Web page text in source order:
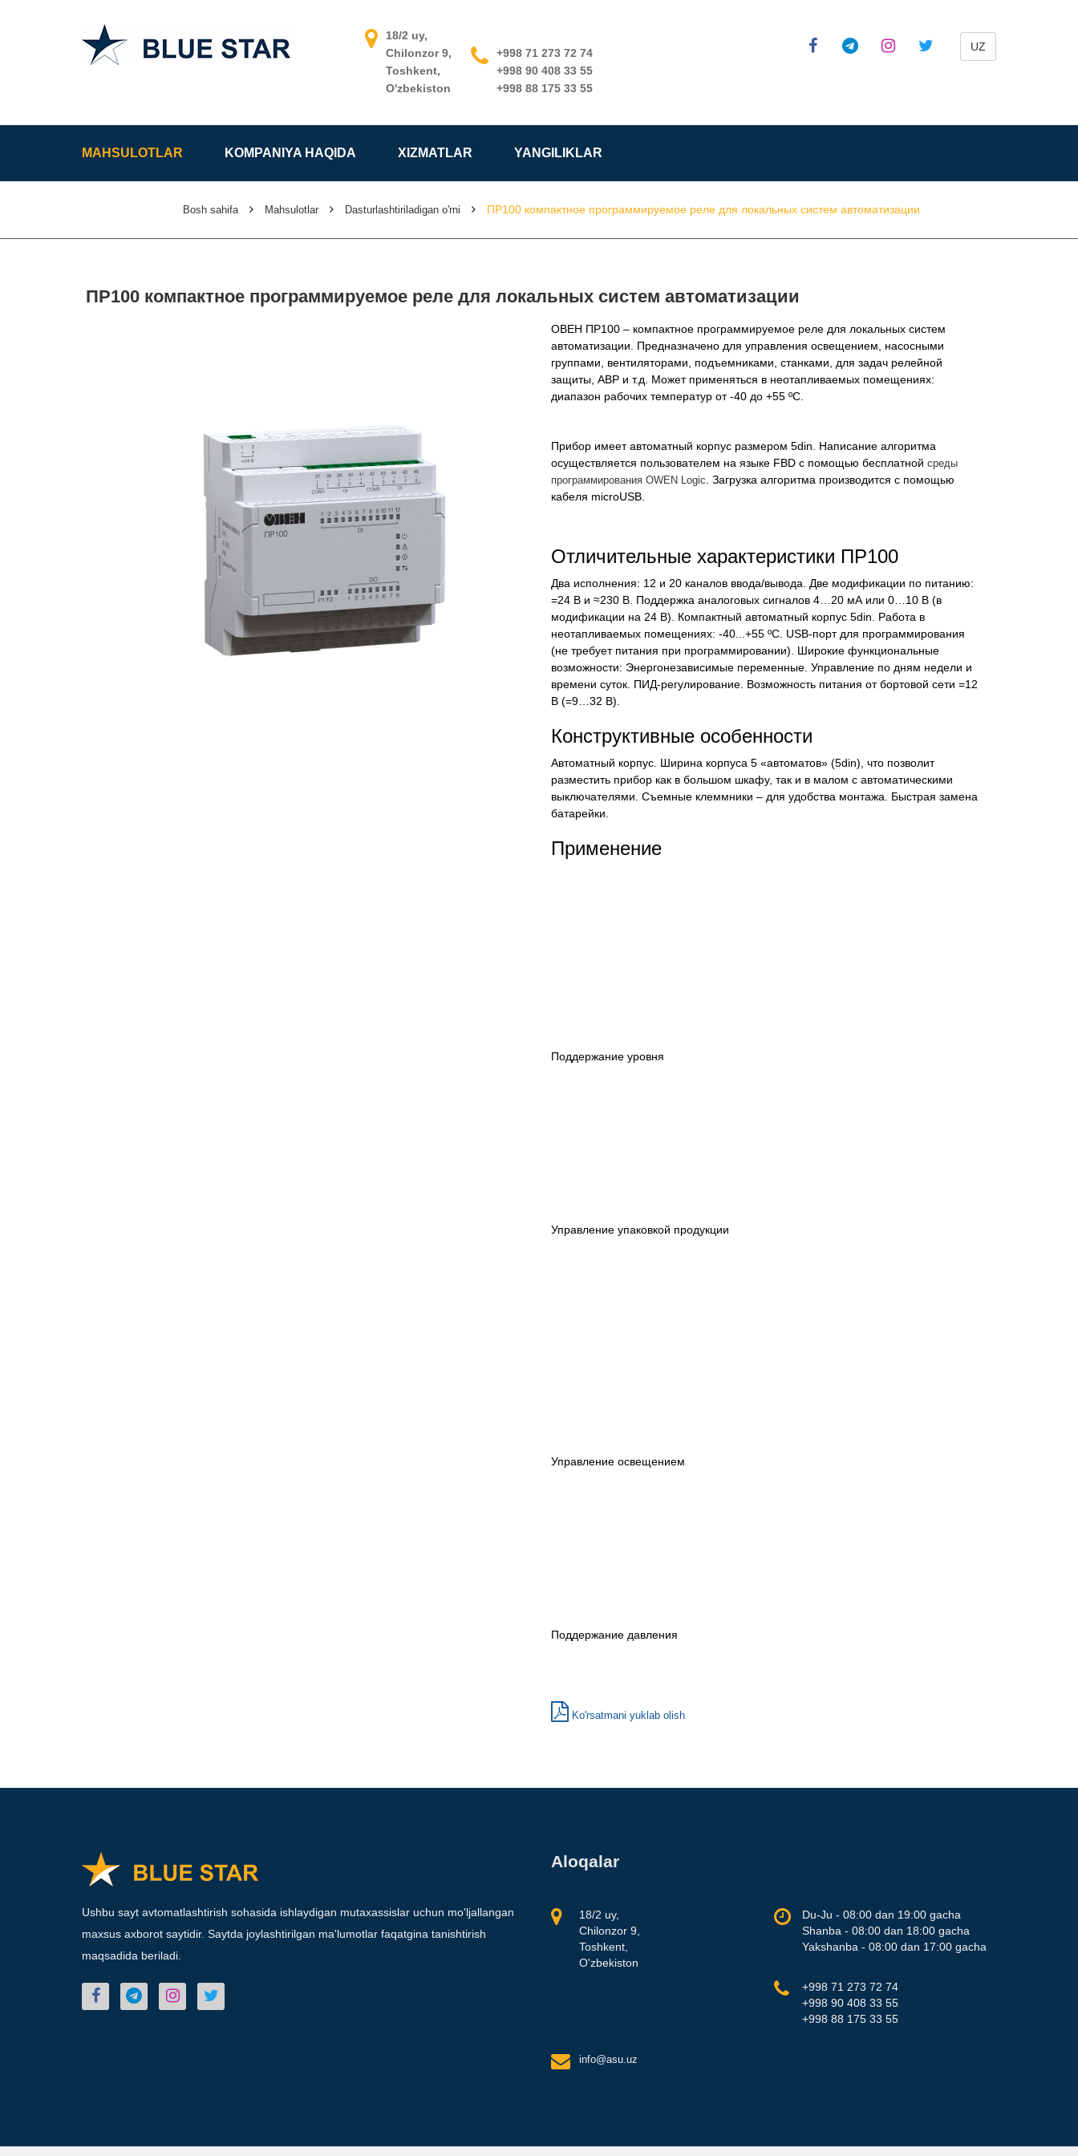
jarayonni
boshqarish tizimi
18/2 uy,
Chilonzor 9,
Toshkent,
O'zbekiston
+998 71 273 72 74
+998 90 408 33 55
+998 88 175 33 55
UZ
MAHSULOTLAR KOMPANIYA HAQIDA XIZMATLAR YANGILIKLAR
Bosh sahifa Mahsulotlar Dasturlashtiriladigan o'rni ПР100 компактное программируемое реле для локальных систем автоматизации
ПР100 компактное программируемое реле для локальных систем автоматизации
ОВЕН ПР100 – компактное программируемое реле для локальных систем
автоматизации. Предназначено для управления освещением, насосными
группами, вентиляторами, подъемниками, станками, для задач релейной
защиты, АВР и т.д. Может применяться в неотапливаемых помещениях:
диапазон рабочих температур от -40 до +55 ºС.
Прибор имеет автоматный корпус размером 5din. Написание алгоритма
осуществляется пользователем на языке FBD с помощью бесплатной среды
программирования OWEN Logic . Загрузка алгоритма производится с помощью
кабеля microUSB.
Отличительные характеристики ПР100
Два исполнения: 12 и 20 каналов ввода/вывода. Две модификации по питанию:
=24 В и ≈230 В. Поддержка аналоговых сигналов 4…20 мА или 0…10 В (в
модификации на 24 В). Компактный автоматный корпус 5din. Работа в
неотапливаемых помещениях: -40...+55 ºС. USB-порт для программирования
(не требует питания при программировании). Широкие функциональные
возможности: Энергонезависимые переменные. Управление по дням недели и
времени суток. ПИД-регулирование. Возможность питания от бортовой сети =12
В (=9…32 В).
Конструктивные особенности
Автоматный корпус. Ширина корпуса 5 «автоматов» (5din), что позволит
разместить прибор как в большом шкафу, так и в малом с автоматическими
выключателями. Съемные клеммники – для удобства монтажа. Быстрая замена
батарейки.
Применение
Поддержание уровня
Управление упаковкой продукции
Управление освещением
Поддержание давления
Ko'rsatmani yuklab olish
Ushbu sayt avtomatlashtirish sohasida ishlaydigan mutaxassislar uchun mo'ljallangan
maxsus axborot saytidir. Saytda joylashtirilgan ma'lumotlar faqatgina tanishtirish
maqsadida beriladi.
Aloqalar
18/2 uy,
Chilonzor 9,
Toshkent,
O'zbekiston
Du-Ju - 08:00 dan 19:00 gacha
Shanba - 08:00 dan 18:00 gacha
Yakshanba - 08:00 dan 17:00 gacha
+998 71 273 72 74
+998 90 408 33 55
+998 88 175 33 55
info@asu.uz